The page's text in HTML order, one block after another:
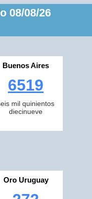
08/08/26
Buenos Aires
6519
mil quinientos
diecinueve
Oro Uruguay